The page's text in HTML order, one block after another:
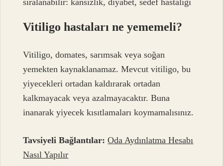
sıralanabilir: kansızlık, diyabet, sedef hastalığı
Vitiligo hastaları ne yememeli?
Vitiligo, domates, sarımsak veya soğan
yemekten kaynaklanamaz. Mevcut vitiligo, bu
yiyecekleri ortadan kaldırarak ortadan
kalkmayacak veya azalmayacaktır. Buna
inanarak yiyecek kısıtlamaları koymamalısınız.
Tavsiyeli Bağlantılar: Oda Aydınlatma Hesabı
Nasıl Yapılır